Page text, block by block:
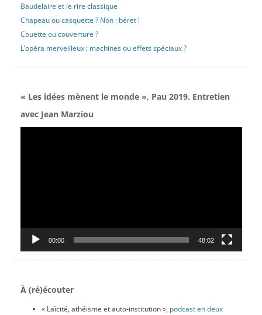
Baudelaire et le rire classique
Chapeau ou casquette ? Non : béret !
Couette ou couverture ?
L’opéra merveilleux : machines ou effets spéciaux ?
« Les idées mènent le monde », Pau 2019. Entretien
avec Jean Marziou
Lecteur
00:00 48:02
À (ré)écouter
« Laïcité, athéisme et auto-institution », podcast en deux